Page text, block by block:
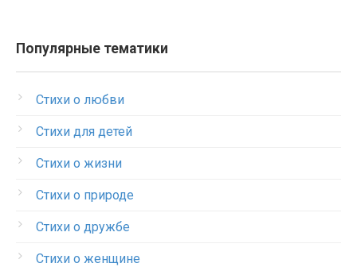
Популярные тематики
Стихи о любви
Стихи для детей
Стихи о жизни
Стихи о природе
Стихи о дружбе
Стихи о женщине